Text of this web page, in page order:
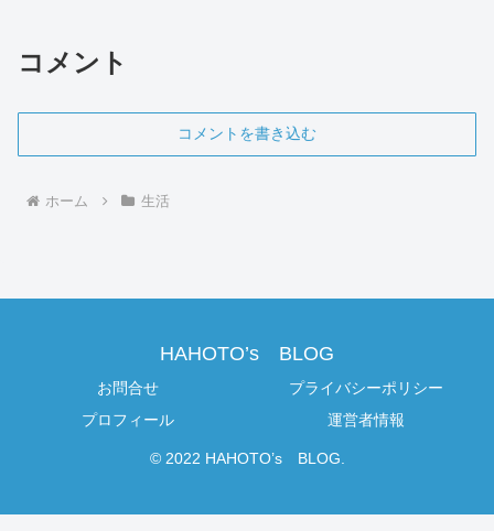
コメント
コメントを書き込む
ホーム 生活
HAHOTO’s BLOG
お問合せ
プライバシーポリシー
プロフィール
運営者情報
© 2022 HAHOTO’s BLOG.